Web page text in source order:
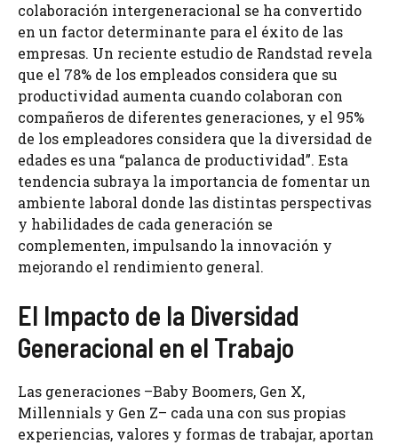
colaboración intergeneracional se ha convertido
en un factor determinante para el éxito de las
empresas. Un reciente estudio de Randstad revela
que el 78% de los empleados considera que su
productividad aumenta cuando colaboran con
compañeros de diferentes generaciones, y el 95%
de los empleadores considera que la diversidad de
edades es una “palanca de productividad”. Esta
tendencia subraya la importancia de fomentar un
ambiente laboral donde las distintas perspectivas
y habilidades de cada generación se
complementen, impulsando la innovación y
mejorando el rendimiento general.
El Impacto de la Diversidad
Generacional en el Trabajo
Las generaciones –Baby Boomers, Gen X,
Millennials y Gen Z– cada una con sus propias
experiencias, valores y formas de trabajar, aportan